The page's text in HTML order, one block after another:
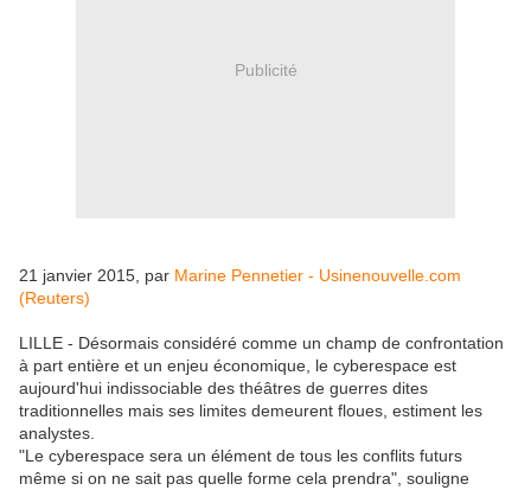
Publicité
21 janvier 2015, par Marine Pennetier - Usinenouvelle.com
(Reuters)
LILLE - Désormais considéré comme un champ de confrontation
à part entière et un enjeu économique, le cyberespace est
aujourd'hui indissociable des théâtres de guerres dites
traditionnelles mais ses limites demeurent floues, estiment les
analystes.
"Le cyberespace sera un élément de tous les conflits futurs
même si on ne sait pas quelle forme cela prendra", souligne